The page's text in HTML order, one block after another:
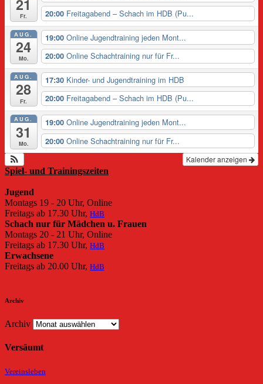
21
Fr. 20:00 Freitagabend – Schach im HDB (Pu...
AUG.
24
Mo.
19:00 Online Jugendtraining jeden Mont...
20:00 Online Schachtraining nur für Fr...
AUG.
28
Fr.
17:30 Kinder- und Jugendtraining im HDB
20:00 Freitagabend – Schach im HDB (Pu...
AUG.
31
Mo.
19:00 Online Jugendtraining jeden Mont...
20:00 Online Schachtraining nur für Fr...
Kalender anzeigen
Spiel- und Trainingszeiten
Jugend
Montags 19 - 20 Uhr, Online
Freitags ab 17.30 Uhr, HdB
Schach nur für Mädchen u. Frauen
Montags 20 - 21 Uhr, Online
Freitags ab 17.30 Uhr, HdB
Erwachsene
Freitags ab 20.00 Uhr, HdB
Archiv
Archiv
Versäumt
Vereinsleben